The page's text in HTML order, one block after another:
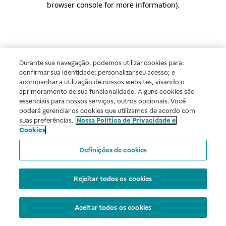
browser console for more information).
Durante sua navegação, podemos utilizar cookies para:
confirmar sua identidade; personalizar seu acesso; e
acompanhar a utilização de nossos websites, visando o
aprimoramento de sua funcionalidade. Alguns cookies são
essenciais para nossos serviços, outros opcionais. Você
poderá gerenciar os cookies que utilizamos de acordo com
suas preferências. Nossa Política de Privacidade e
Cookies
Definições de cookies
Rejeitar todos os cookies
Aceitar todos os cookies